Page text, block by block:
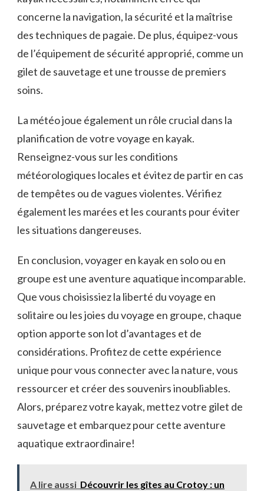
concerne la navigation, la sécurité ⁤et la ​maîtrise
des techniques de pagaie. De plus, équipez-vous
de l’équipement de sécurité‌ approprié, comme un
⁤gilet de sauvetage ⁢et une⁤ trousse de⁢ premiers
soins.
La météo ⁤joue ⁣également un rôle crucial dans la
planification de votre voyage en kayak.
Renseignez-vous ‍sur les conditions
météorologiques locales ⁢et évitez de partir⁤ en cas
de tempêtes ou de vagues violentes. Vérifiez
également ⁢les marées et les courants pour éviter
les situations dangereuses.
En⁣ conclusion,⁢ voyager en kayak en solo​ ou en​
groupe est une aventure⁣ aquatique incomparable.
Que vous choisissiez la ‌liberté du ⁢voyage en
solitaire ou les joies du voyage en groupe, chaque
option apporte ​son lot d’avantages et de
considérations. Profitez de cette expérience ​
unique pour vous connecter avec la ⁢nature, vous
ressourcer et créer des souvenirs inoubliables.
Alors, ‍préparez votre kayak, mettez votre ⁣gilet de
sauvetage et embarquez pour cette‍ aventure
aquatique extraordinaire!
A lire aussi Découvrir les gîtes au Crotoy : un